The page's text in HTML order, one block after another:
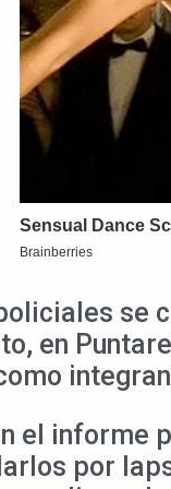
se
en
el informe
por